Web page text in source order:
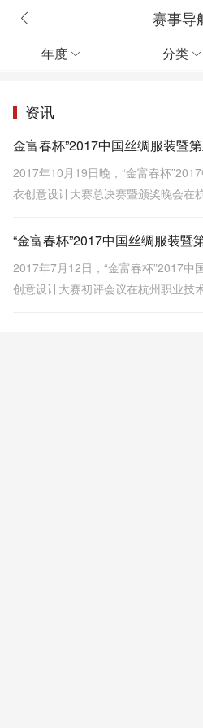
赛事导
年度  分类 
资讯
2017年10月19日晚，“金富春杯
衣创意设计大赛总决赛暨颁奖晚会在
2017年7月12日，“金富春杯”2017中
创意设计大赛初评会议在杭州职业技